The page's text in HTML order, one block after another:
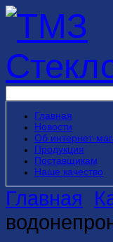
Главная
Новости
Об интернет-
Продукция
Поставщикам
Наше качество
Главная